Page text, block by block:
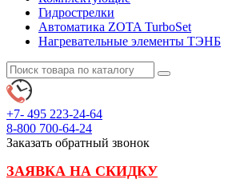
Гидрострелки
Автоматика ZOTA TurboSet
Нагревательные элементы ТЭНБ
+7- 495 223-24-64
8-800 700-64-24
Заказать обратный звонок
ЗАЯВКА НА СКИДКУ